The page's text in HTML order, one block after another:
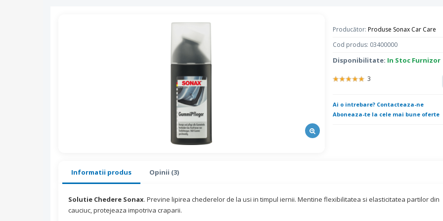
Producător: Produse Sonax Car Care
Cod produs: 03400000
Disponibilitate: In Stoc Furnizor
3
Ai o intrebare? Contacteaza-ne
Aboneaza-te la cele mai bune oferte
Informatii produs Opinii (3)
Solutie Chedere Sonax. Previne lipirea chederelor de la usi in timpul iernii. Mentine flexibilitatea si elasticitatea partilor din
cauciuc, protejeaza impotriva craparii.